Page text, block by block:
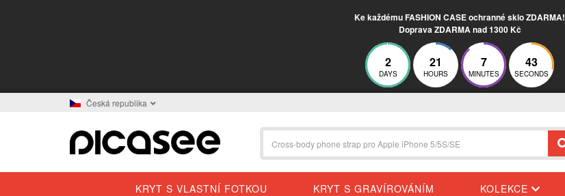
Ke každému FASHION CASE ochranné sklo ZDARMA!
Doprava ZDARMA nad 1300 Kč
2
DAYS
21
HOURS
7
MINUTES
42
SECONDS
Česká republika
KRYT S VLASTNÍ FOTKOU KRYT S GRAVÍROVÁNÍM KOLEKCE